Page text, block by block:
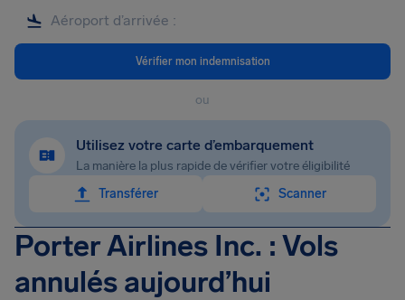
Vérifier mon indemnisation
ou
Utilisez votre carte d’embarquement
La manière la plus rapide de vérifier votre éligibilité
Transférer
Scanner
Porter Airlines Inc. : Vols
annulés aujourd’hui